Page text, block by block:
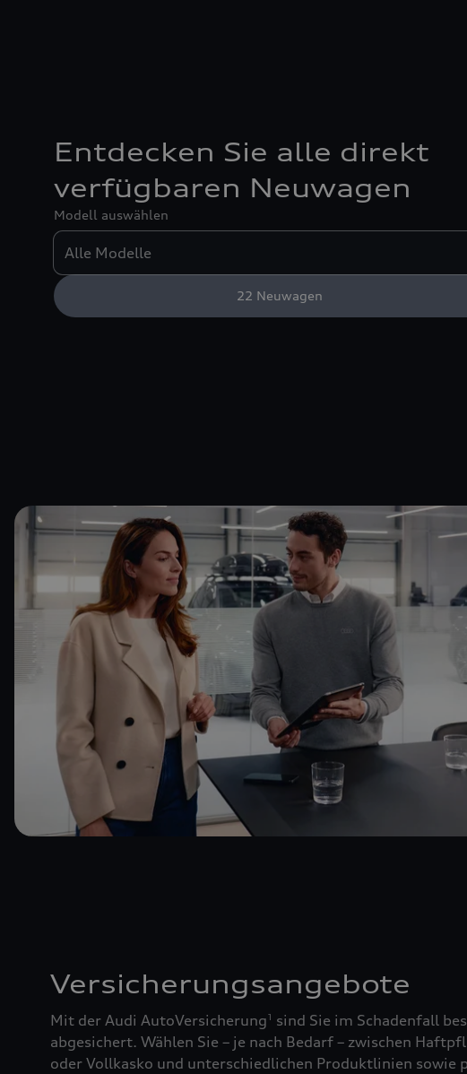
Entdecken Sie alle direkt
verfügbaren Neuwagen
Modell auswählen
22 Neuwagen
Versicherungsangebote
Mit der Audi AutoVersicherung1
sind Sie im Schadenfall
abgesichert. Wählen Sie – je nach Bedarf – zwischen
oder Vollkasko und unterschiedlichen Produktlinien sowie